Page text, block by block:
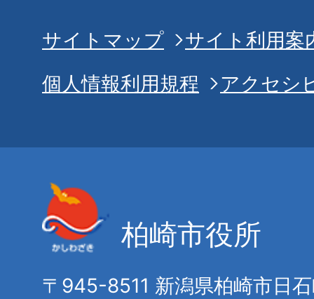
サイトマップ
サイト利用案
個人情報利用規程
アクセシ
柏崎市役所
〒945-8511 新潟県柏崎市日